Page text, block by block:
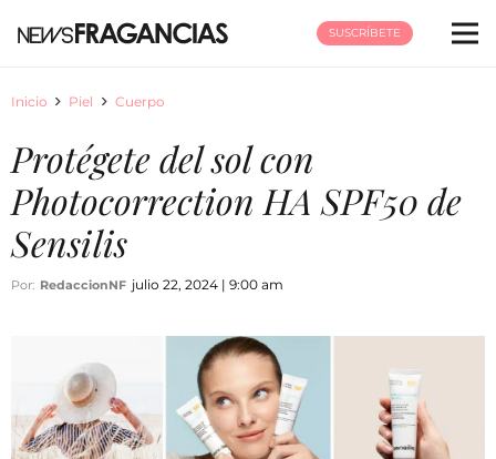
SUSCRÍBETE
Inicio Piel Cuerpo
Protégete del sol con
Photocorrection HA SPF50 de
Sensilis
Por: RedaccionNF julio 22, 2024 | 9:00 am